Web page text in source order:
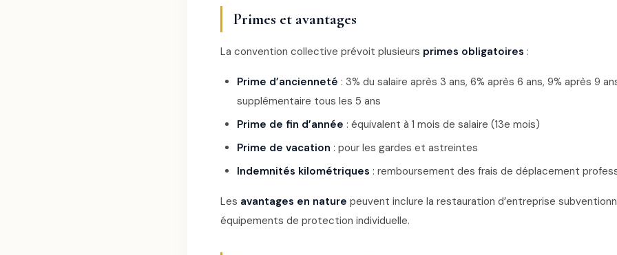
Primes et avantages
La convention collective prévoit plusieurs primes obligatoires :
Prime d’ancienneté : 3% du salaire après 3 ans, 6% après 6 ans, 9% après 9
supplémentaire tous les 5 ans
Prime de fin d’année : équivalent à 1 mois de salaire (13e mois)
Prime de vacation : pour les gardes et astreintes
Indemnités kilométriques : remboursement des frais de déplacement
Les avantages en nature peuvent inclure la restauration d’entreprise
équipements de protection individuelle.